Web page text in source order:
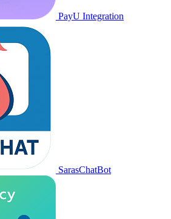
PayU Integration
SarasChatBot